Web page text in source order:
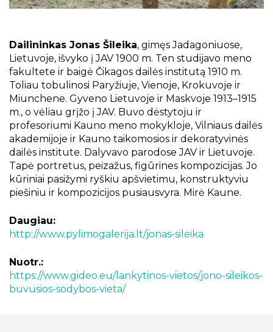
Piligrimų keliai Kauno rajone
Dailininkas Jonas Šileika, gimęs Jadagoniuose,
Lietuvoje, išvyko į JAV 1900 m. Ten studijavo meno
fakultete ir baigė Čikagos dailės institutą 1910 m.
Toliau tobulinosi Paryžiuje, Vienoje, Krokuvoje ir
Miunchene. Gyveno Lietuvoje ir Maskvoje 1913–1915
m., o vėliau grįžo į JAV. Buvo dėstytoju ir
profesoriumi Kauno meno mokykloje, Vilniaus dailės
akademijoje ir Kauno taikomosios ir dekoratyvinės
dailės institute. Dalyvavo parodose JAV ir Lietuvoje.
Tapė portretus, peizažus, figūrines kompozicijas. Jo
kūriniai pasižymi ryškiu apšvietimu, konstruktyviu
piešiniu ir kompozicijos pusiausvyra. Mirė Kaune.
Daugiau:
http://www.pylimogalerija.lt/jonas-sileika
Nuotr.:
https://www.gideo.eu/lankytinos-vietos/jono-sileikos-
buvusios-sodybos-vieta/